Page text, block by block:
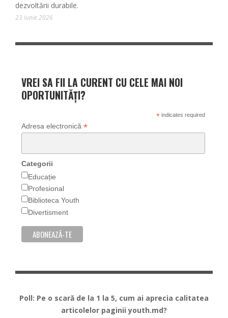
dezvoltării durabile.
23 iunie 2026
VREI SA FII LA CURENT CU CELE MAI NOI
OPORTUNITĂȚI?
*indicates required
Adresa electronică *
Categorii
Educație
Profesional
Biblioteca Youth
Divertisment
Poll: Pe o scară de la 1 la 5, cum ai aprecia calitatea
articolelor paginii youth.md?